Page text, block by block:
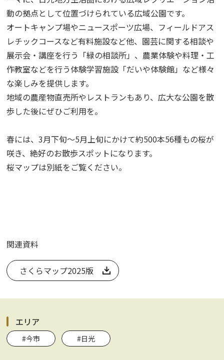
動の拠点として位置づけられている広域公園です。
オートキャンプ場やニュースポーツ広場、フィールドアス
レチックコースなど有料施設など他、園芸に関する相談や
展示会・講座を行う「緑の相談所」、農業体験や料理・工
作教室などを行う体験学習施設「だいや体験館」など様々
な楽しみを提供します。
地域の農産物直売所やレストランもあり、広大な公園を散
歩した後にぜひご利用を。
春には、3月下旬～5月上旬にかけて約500本56種もの桜が
咲き、絶好のお散歩スポットになります。
桜マップは別紙をご覧ください。
関連資料
さくらマップ2025版
エリア
#今市 #日光